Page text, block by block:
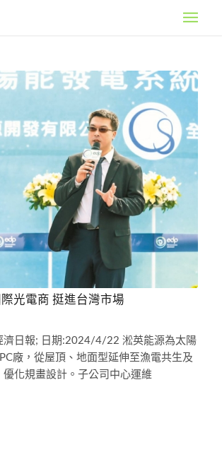
光電商 挺進台灣市場
濟日報; 日期:2024/4/22 淞英能源為太陽
廠，從屋頂、地面型延伸至漁電共生及
優化規畫設計。子公司中心運維